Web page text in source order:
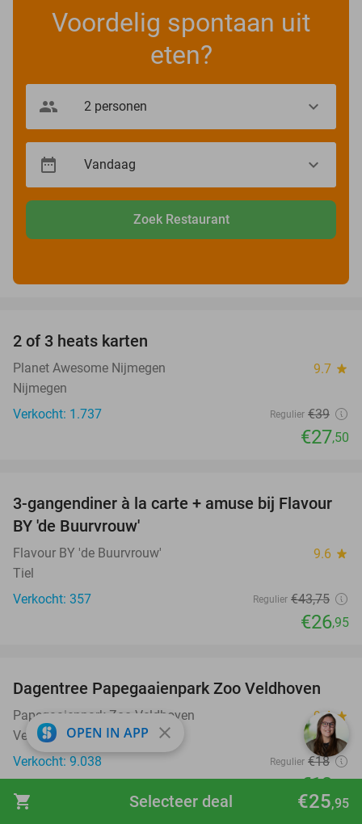
shopping_cart €25,95
Selecteer deal
Voordelig spontaan uit
eten?
Zoek Restaurant
2 of 3 heats karten
Planet Awesome Nijmegen 9.7 star
Nijmegen
Verkocht: 1.737
Regulier €39
€27,50
38%
3-gangendiner à la carte + amuse bij Flavour
BY 'de Buurvrouw'
Flavour BY 'de Buurvrouw' 9.6 star
Tiel
Verkocht: 357
Regulier €43,75
€26,95
26%
Dagentree Papegaaienpark Zoo Veldhoven
Papegaaienpark Zoo Veldhoven 9.4star
Veldhoven
Verkocht: 9.038
Regulier €18
€13
favorite_border
OPEN IN APP close